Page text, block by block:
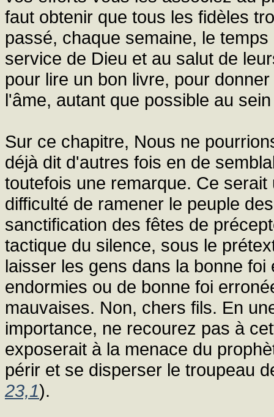
faut obtenir que tous les fidèles
passé, chaque semaine, le
service de Dieu et au salut de
pour lire un bon livre, pour
l'âme, autant que possible au
Sur ce chapitre, Nous ne
déjà dit d'autres fois en de
toutefois une remarque. Ce
difficulté de ramener le peuple
sanctification des fêtes de
tactique du silence, sous le
laisser les gens dans la bonne
endormies ou de bonne foi
mauvaises. Non, chers fils. En
importance, ne recourez pas à
exposerait à la menace du
périr et se disperser le troupeau
23,1).